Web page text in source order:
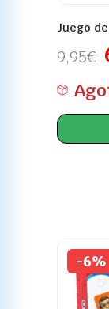
Juego
9,95€
-6%